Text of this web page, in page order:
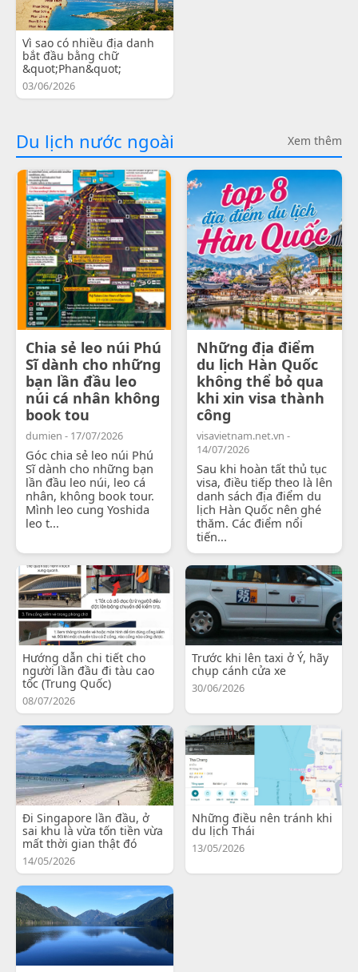
Vì sao có nhiều địa danh
bắt đầu bằng chữ
&quot;Phan&quot;
03/06/2026
Du lịch nước ngoài Xem thêm
Chia sẻ leo núi Phú
Sĩ dành cho những
bạn lần đầu leo
núi cá nhân không
book tou
dumien - 17/07/2026
Góc chia sẻ leo núi Phú
Sĩ dành cho những bạn
lần đầu leo núi, leo cá
nhân, không book tour.
Mình leo cung Yoshida
leo t...
Những địa điểm
du lịch Hàn Quốc
không thể bỏ qua
khi xin visa thành
công
visavietnam.net.vn -
14/07/2026
Sau khi hoàn tất thủ tục
visa, điều tiếp theo là lên
danh sách địa điểm du
lịch Hàn Quốc nên ghé
thăm. Các điểm nổi
tiến...
Hướng dẫn chi tiết cho
người lần đầu đi tàu cao
tốc (Trung Quốc)
08/07/2026
Trước khi lên taxi ở Ý, hãy
chụp cánh cửa xe
30/06/2026
Đi Singapore lần đầu, ở
sai khu là vừa tốn tiền vừa
mất thời gian thật đó
14/05/2026
Những điều nên tránh khi
du lịch Thái
13/05/2026